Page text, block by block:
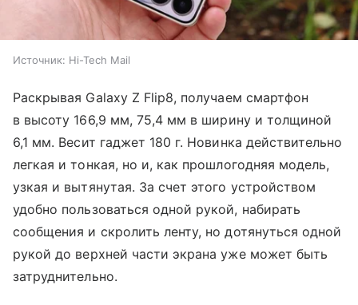
Источник: Hi-Tech Mail
Раскрывая Galaxy Z Flip8, получаем смартфон
в высоту 166,9 мм, 75,4 мм в ширину и толщиной
6,1 мм. Весит гаджет 180 г. Новинка действительно
легкая и тонкая, но и, как прошлогодняя модель,
узкая и вытянутая. За счет этого устройством
удобно пользоваться одной рукой, набирать
сообщения и скролить ленту, но дотянуться одной
рукой до верхней части экрана уже может быть
затруднительно.